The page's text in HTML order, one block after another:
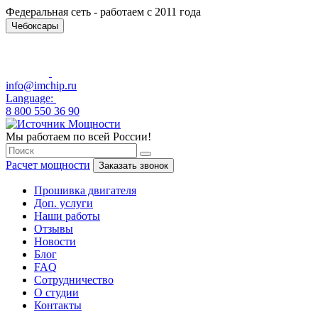
Федеральная сеть - работаем с 2011 года
Чебоксары
info@imchip.ru
Language:
8 800 550 36 90
Мы работаем по всей России!
Расчет мощности Заказать звонок
Прошивка двигателя
Доп. услуги
Наши работы
Отзывы
Новости
Блог
FAQ
Сотрудничество
О студии
Контакты